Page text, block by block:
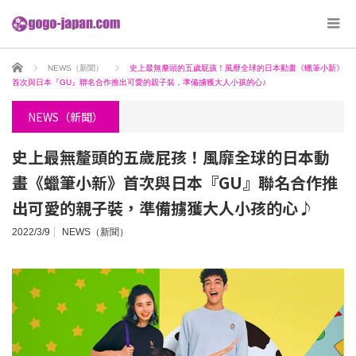
ホーム NEWS（新聞）
史上最無釐頭的五歲屁孩！風靡全球的日本動畫《蠟筆小新》
首次與日本『GU』聯名合作推出可愛的親子裝，準備擄獲大人小孩的心♪
NEWS（新聞）
史上最無釐頭的五歲屁孩！風靡全球的日本動
畫《蠟筆小新》首次與日本『GU』聯名合作推
出可愛的親子裝，準備擄獲大人小孩的心♪
2022/3/9 NEWS（新聞）